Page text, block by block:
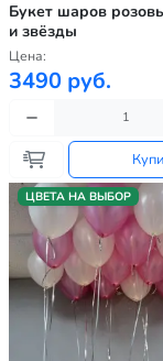
Букет шаров
и звёзды
Цена:
3490 руб.
ЦВЕТА НА ВЫБОР